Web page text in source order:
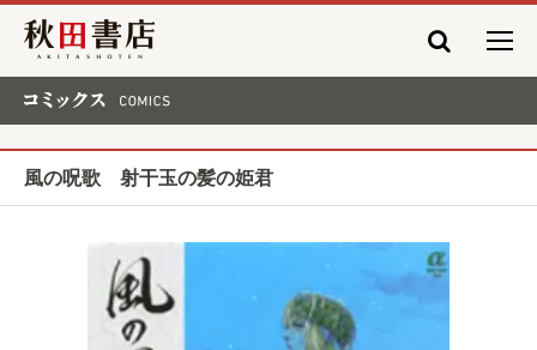
秋田書店
風の呪歌 射干玉の髪の姫君